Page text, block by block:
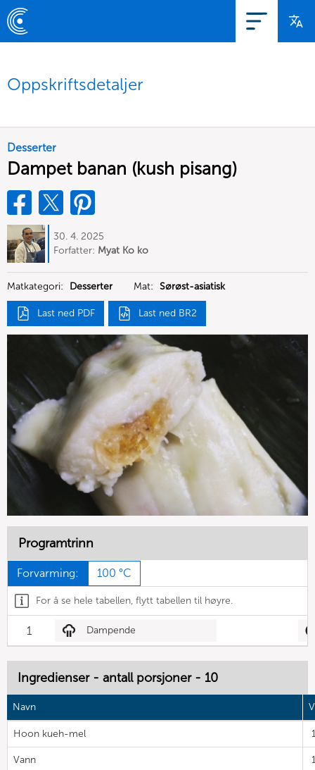
Oppskriftsdetaljer
Desserter
Dampet banan (kush pisang)
30. 4. 2025
Forfatter: Myat Ko ko
Matkategori: Desserter Mat: Sørøst-asiatisk
Last ned PDF Last ned BR2
Programtrinn
Forvarming: 100 °C
For å se hele tabellen, flytt tabellen til høyre.
1 Dampende
Ingredienser - antall porsjoner - 10
Navn
Hoon kueh-mel
Vann